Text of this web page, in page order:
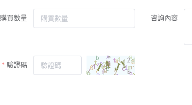
購買數量 咨詢內容
驗證碼